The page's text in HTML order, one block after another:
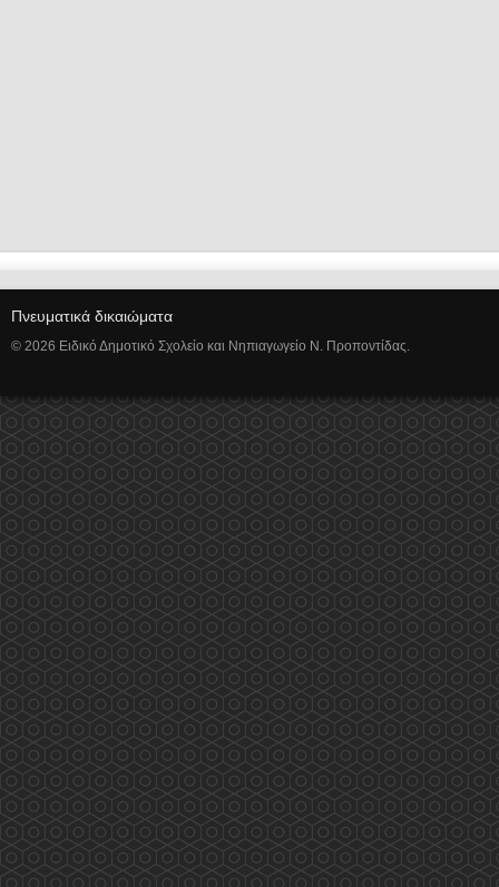
Πνευματικά δικαιώματα
© 2026 Ειδικό Δημοτικό Σχολείο και Νηπιαγωγείο Ν. Προποντίδας.